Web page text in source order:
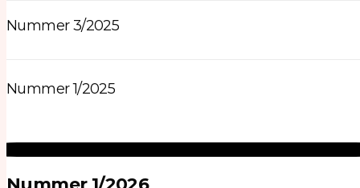
Nummer 3/2025
Nummer 1/2025